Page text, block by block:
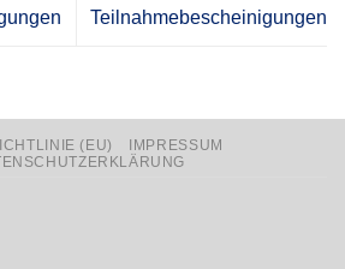
Teilnahmebescheinigungen
(EU)
IMPRESSUM